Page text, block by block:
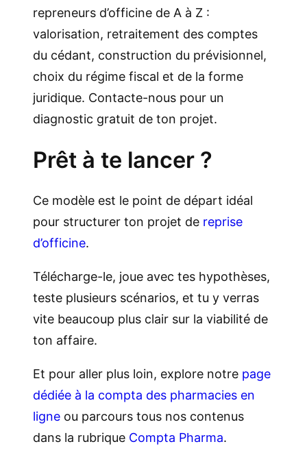
repreneurs d’officine de A à Z :
valorisation, retraitement des comptes
du cédant, construction du prévisionnel,
choix du régime fiscal et de la forme
juridique. Contacte-nous pour un
diagnostic gratuit de ton projet.
Prêt à te lancer ?
Ce modèle est le point de départ idéal
pour structurer ton projet de reprise
d’officine.
Télécharge-le, joue avec tes hypothèses,
teste plusieurs scénarios, et tu y verras
vite beaucoup plus clair sur la viabilité de
ton affaire.
Et pour aller plus loin, explore notre page
dédiée à la compta des pharmacies en
ligne ou parcours tous nos contenus
dans la rubrique Compta Pharma.